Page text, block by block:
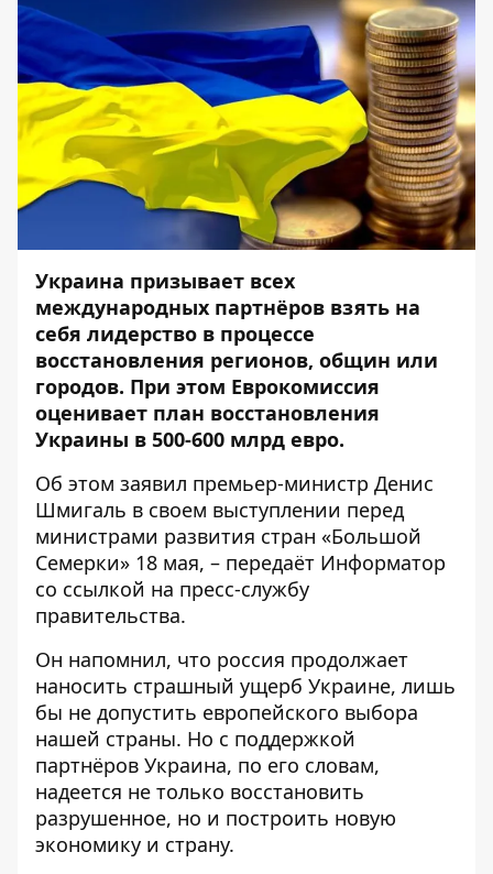
Украина призывает всех
международных партнёров взять на
себя лидерство в процессе
восстановления регионов, общин или
городов. При этом Еврокомиссия
оценивает план восстановления
Украины в 500-600 млрд евро.
Об этом заявил премьер-министр Денис
Шмигаль в своем выступлении перед
министрами развития стран «Большой
Семерки» 18 мая, – передаёт Информатор
со ссылкой на пресс-службу
правительства.
Он напомнил, что россия продолжает
наносить страшный ущерб Украине, лишь
бы не допустить европейского выбора
нашей страны. Но с поддержкой
партнёров Украина, по его словам,
надеется не только восстановить
разрушенное, но и построить новую
экономику и страну.